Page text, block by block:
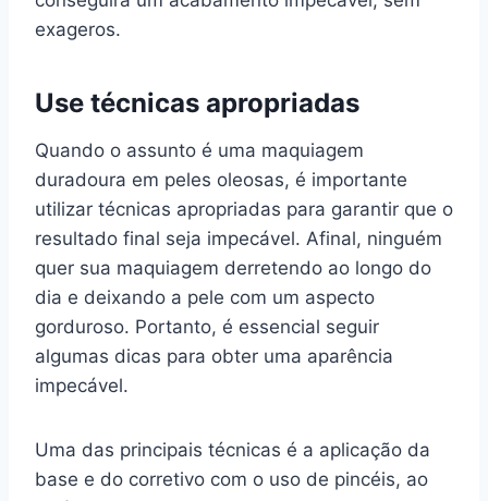
exageros.
Use técnicas apropriadas
Quando o assunto é uma maquiagem
duradoura em peles oleosas, é importante
utilizar técnicas apropriadas para garantir que o
resultado final seja impecável. Afinal, ninguém
quer sua maquiagem derretendo ao longo do
dia e deixando a pele com um aspecto
gorduroso. Portanto, é essencial seguir
algumas dicas para obter uma aparência
impecável.
Uma das principais técnicas é a aplicação da
base e do corretivo com o uso de pincéis, ao